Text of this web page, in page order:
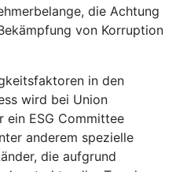
die Achtung
von Korruption
in den
wird bei Union
ein ESG Committee
anderem spezielle
die aufgrund